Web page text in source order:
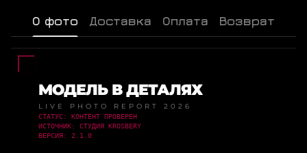
О фото Доставка Оплата Возврат
МОДЕЛЬ В ДЕТАЛЯХ
LIVE PHOTO REPORT 2026
СТАТУС: КОНТЕНТ ПРОВЕРЕН
ИСТОЧНИК: СТУДИЯ KROSBERY
ВЕРСИЯ: 2.1.0